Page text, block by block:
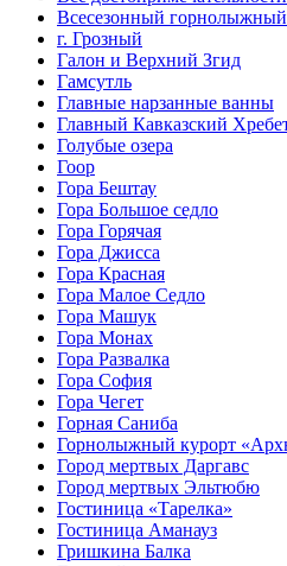
Всесезонный
г. Грозный
Галон и Верхний Згид
Гамсутль
Главные нарзанные ванны
Главный Кавказский
Голубые озера
Гоор
Гора Бештау
Гора Большое седло
Гора Горячая
Гора Джисса
Гора Красная
Гора Малое Седло
Гора Машук
Гора Монах
Гора Развалка
Гора София
Гора Чегет
Горная Саниба
Горнолыжный курорт
Город мертвых Даргавс
Город мертвых Эльтюбю
Гостиница «Тарелка»
Гостиница Аманауз
Гришкина Балка